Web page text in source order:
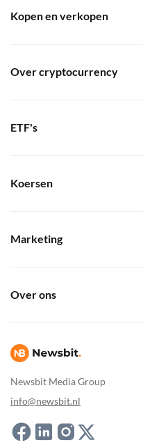
Newsbit Media Group
info@newsbit.nl
Kopen en verkopen
Over cryptocurrency
ETF's
Koersen
Marketing
Over ons